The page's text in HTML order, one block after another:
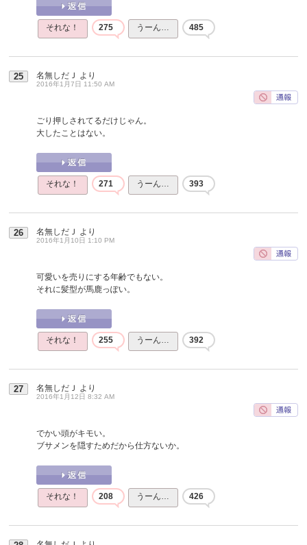
それな！ 275 うーん… 485
25 名無しだＪ より
2016年1月7日 11:50 AM
ごり押しされてるだけじゃん。
大したことはない。
それな！ 271 うーん… 393
26 名無しだＪ より
2016年1月10日 1:10 PM
可愛いを売りにする年齢でもない。
それに髪型が馬鹿っぽい。
それな！ 255 うーん… 392
27 名無しだＪ より
2016年1月12日 8:32 AM
でかい頭がキモい。
ブサメンを隠すためだから仕方ないか。
それな！ 208 うーん… 426